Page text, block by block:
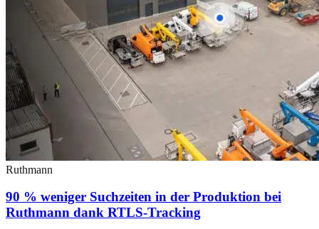
Ruthmann
90 % weniger Suchzeiten in der Produktion bei
Ruthmann dank RTLS-Tracking